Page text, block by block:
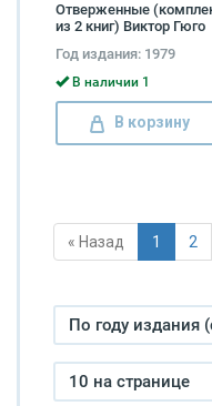
Отверженные
из 2 книг) Виктор Гюго
Год издания: 1979
В наличии 1
В корзину
« Назад 1 2
По году издания
10 на странице